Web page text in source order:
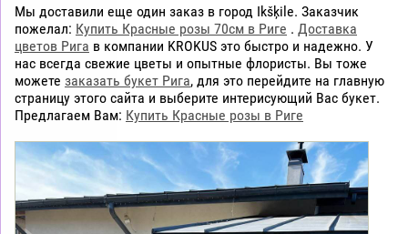
заказ?
Мы доставили еще один заказ в город Ikšķile. Заказчик
пожелал: Купить Красные розы 70см в Риге . Доставка
цветов Рига в компании KROKUS это быстро и надежно. У
нас всегда свежие цветы и опытные флористы. Вы тоже
можете заказать букет Рига, для это перейдите на главную
страницу этого сайта и выберите интерисующий Вас букет.
Предлагаем Вам: Купить Красные розы в Риге